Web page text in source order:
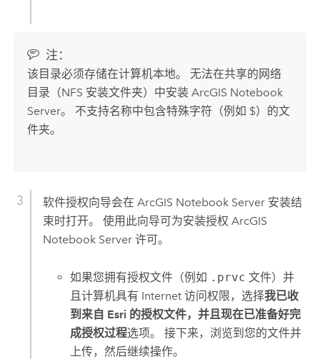
注：
该目录必须存储在计算机本地。 无法在共享的网络
目录（NFS 安装文件夹）中安装ArcGIS Notebook
Server。 不支持名称中包含特殊字符（例如 $）的文
件夹。
软件授权向导会在 ArcGIS Notebook Server安装结
束时打开。 使用此向导可为安装授权 ArcGIS
Notebook Server许可。
如果您拥有授权文件（例如 .prvc 文件）并
且计算机具有 Internet 访问权限，选择我已收
到来自 Esri 的授权文件，并且现在已准备好完
成授权过程选项。 接下来，浏览到您的文件并
上传，然后继续操作。